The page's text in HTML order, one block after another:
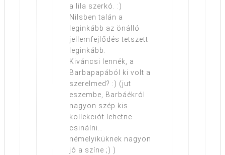
a lila szerkó. :)
Nilsben talán a
leginkább az önálló
jellemfejlődés tetszett
leginkább.
Kiváncsi lennék, a
Barbapapából ki volt a
szerelmed? :) (jut
eszembe, Barbáékról
nagyon szép kis
kollekciót lehetne
csinálni…
némelyiküknek nagyon
jó a színe ;) )